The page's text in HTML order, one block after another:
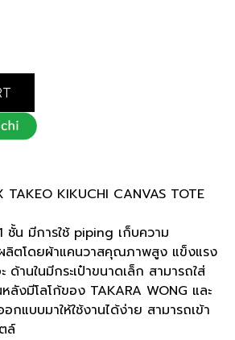
TAKEO KIKUCHI CANVAS TOTE
ชั้น มีการใช้ piping เก็บความ
ผลิตโดยผ้าแคนวาสคุณภาพสูง แข็งแรง
ด้านในมีกระเป๋าขนาดเล็ก สามารถใส่
งมีโลโก้ของ TAKARA WONG และ
กแบบมาให้ใช้งานได้ง่าย สามารถเข้า
ล์